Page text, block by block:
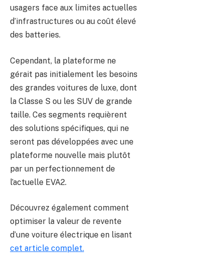
usagers face aux limites actuelles
d’infrastructures ou au coût élevé
des batteries.
Cependant, la plateforme ne
gérait pas initialement les besoins
des grandes voitures de luxe, dont
la Classe S ou les SUV de grande
taille. Ces segments requièrent
des solutions spécifiques, qui ne
seront pas développées avec une
plateforme nouvelle mais plutôt
par un perfectionnement de
l’actuelle EVA2.
Découvrez également comment
optimiser la valeur de revente
d’une voiture électrique en lisant
cet article complet.